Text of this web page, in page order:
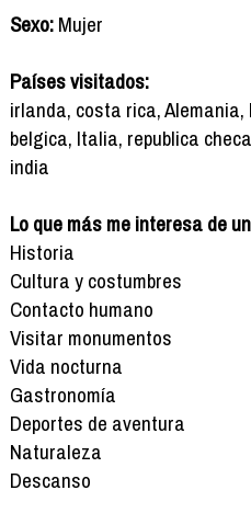
Sexo:Mujer
Países visitados:
irlanda, costa rica,
belgica, Italia, republica
india
Lo que más me interesa de
Historia
Cultura y costumbres
Contacto humano
Visitar monumentos
Vida nocturna
Gastronomía
Deportes de aventura
Naturaleza
Descanso